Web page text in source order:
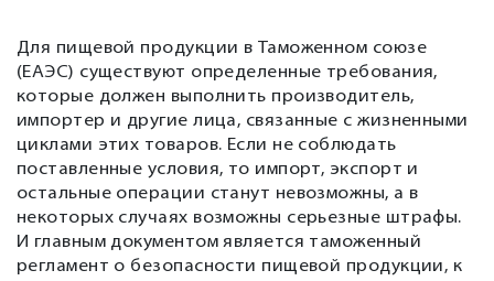
Для пищевой продукции в Таможенном союзе
(ЕАЭС) существуют определенные требования,
которые должен выполнить производитель,
импортер и другие лица, связанные с жизненными
циклами этих товаров. Если не соблюдать
поставленные условия, то импорт, экспорт и
остальные операции станут невозможны, а в
некоторых случаях возможны серьезные штрафы.
И главным документом является таможенный
регламент о безопасности пищевой продукции, к